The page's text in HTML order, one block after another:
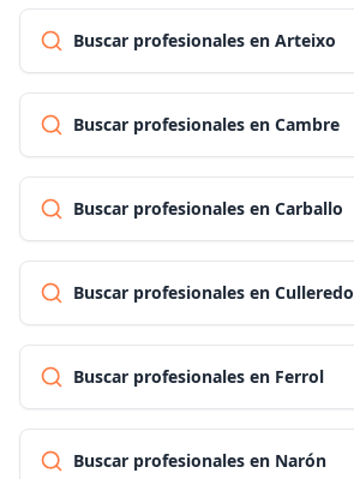
Buscar profesionales en Arteixo
Buscar profesionales en Cambre
Buscar profesionales en Carballo
Buscar profesionales en Culleredo
Buscar profesionales en Ferrol
Buscar profesionales en Narón